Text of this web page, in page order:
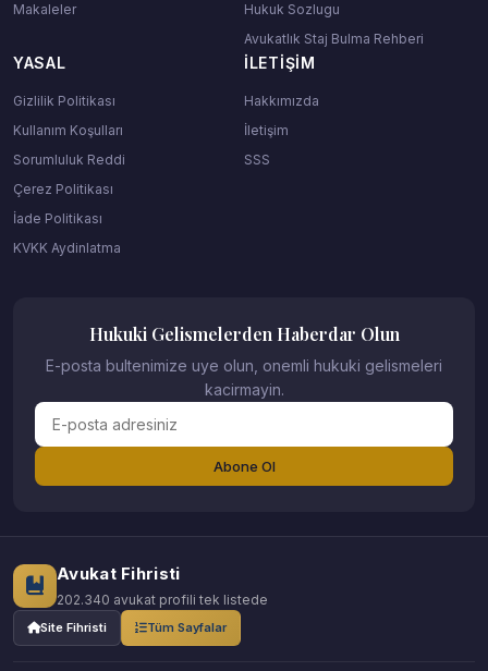
Makaleler
Hukuk Sozlugu
Avukatlık Staj Bulma Rehberi
YASAL
Gizlilik Politikası
Kullanım Koşulları
Sorumluluk Reddi
Çerez Politikası
İade Politikası
KVKK Aydinlatma
İLETIŞIM
Hakkımızda
İletişim
SSS
Hukuki Gelismelerden Haberdar Olun
E-posta bultenimize uye olun, onemli hukuki gelismeleri
kacirmayin.
Abone Ol
Avukat Fihristi
202.340 avukat profili tek listede
Site Fihristi Tüm Sayfalar